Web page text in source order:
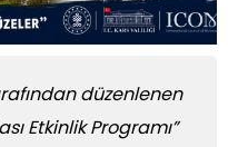
düzenlenen
Etkinlik Programı”